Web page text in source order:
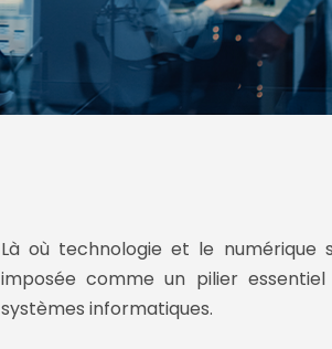
Là où technologieet le numérique
imposée comme un pilier
systèmes informatiques.